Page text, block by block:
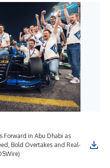
Forward in Abu Dhabi as
Bold Overtakes and Real-